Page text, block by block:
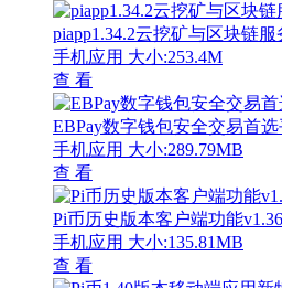
piapp1.34.2云挖矿与区块链服
手机应用 大小:253.4M
查 看
EBPay数字钱包安全交易首选
手机应用 大小:289.79MB
查 看
Pi币历史版本客户端功能
手机应用 大小:135.81MB
查 看